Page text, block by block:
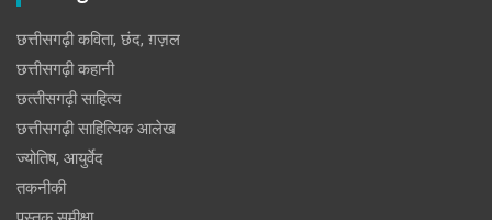
छत्तीसगढ़ी कविता, छंद, ग़ज़ल
छत्तीसगढ़ी कहानी
छत्‍तीसगढ़ी साहित्‍य
छत्तीसगढ़ी साहित्यिक आलेख
ज्योतिष, आयुर्वेद
तकनीकी